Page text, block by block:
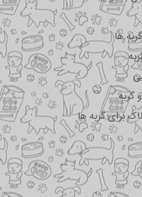
ها
گربه
برای گربه ها